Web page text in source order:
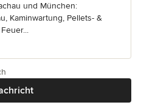
und München:
Kaminwartung, Pellets- &